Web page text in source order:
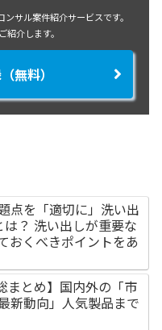
サル案件紹介サービスです。
介します。
無料）
点を「適切に」洗い出
？ 洗い出しが重要な
おくべきポイントをあ
まとめ】国内外の「市
新動向」人気製品まで